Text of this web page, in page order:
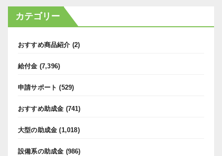
カテゴリー
おすすめ商品紹介 (2)
給付金 (7,396)
申請サポート (529)
おすすめ助成金 (741)
大型の助成金 (1,018)
設備系の助成金 (986)